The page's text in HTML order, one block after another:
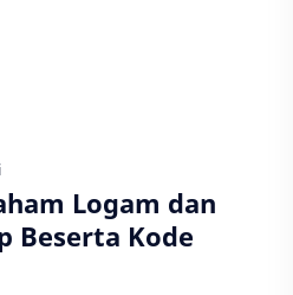
Logam dan
Beserta Kode